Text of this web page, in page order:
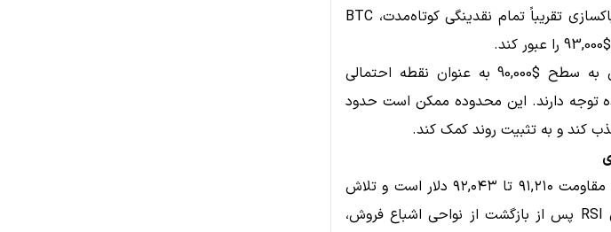
شتاب صعودی قوی ایجاد شود. پس از پاکسازی تقریباً تمام نقدینگی کوتاه‌مدت، BTC
با عبور از این سطح، معامله‌گران اکنون به سطح $90,000 به عنوان نقطه احتمالی
توجه دارند. این محدوده ممکن است حدود
قیمت بیت‌کوین در حال عبور از محدوده مقاومت ۹۱,۲۱۰ تا ۹۲,۰۴۳ دلار است و تلاش
می‌کند این سطح را تثبیت کند. شاخص RSI پس از بازگشت از نواحی اشباع فروش،